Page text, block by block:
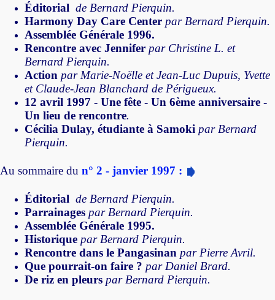
Éditorial de Bernard Pierquin.
Harmony Day Care Center par Bernard Pierquin.
Assemblée Générale 1996.
Rencontre avec Jennifer par Christine L. et
Bernard Pierquin.
Action par Marie-Noëlle et Jean-Luc Dupuis, Yvette
et Claude-Jean Blanchard de Périgueux.
12 avril 1997 - Une fête - Un 6ème anniversaire -
Un lieu de rencontre.
Cécilia Dulay, étudiante à Samoki par Bernard
Pierquin.
Au sommaire du n° 2 - janvier 1997 :
Éditorial de Bernard Pierquin.
Parrainages par Bernard Pierquin.
Assemblée Générale 1995.
Historique par Bernard Pierquin.
Rencontre dans le Pangasinan par Pierre Avril.
Que pourrait-on faire ? par Daniel Brard.
De riz en pleurs par Bernard Pierquin.